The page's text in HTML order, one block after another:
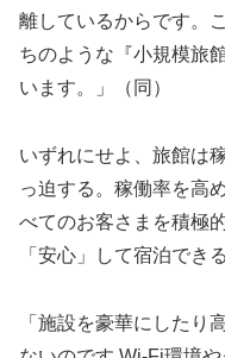
離しているからです。
ちのような『小規模旅
います。」（同）
いずれにせよ、旅館は
っ迫する。稼働率を高
べてのお客さまを積極
「安心」して宿泊でき
「施設を豪華にしたり